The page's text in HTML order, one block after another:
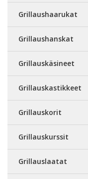
Grillaushaarukat
Grillaushanskat
Grillauskäsineet
Grillauskastikkeet
Grillauskorit
Grillauskurssit
Grillauslaatat